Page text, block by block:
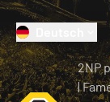
2NP
|